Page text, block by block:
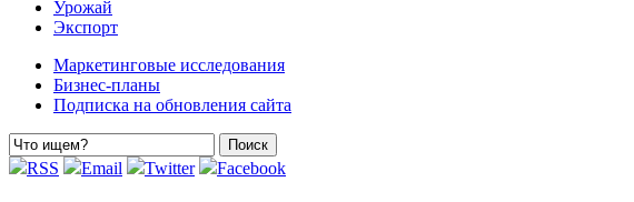
Урожай
Экспорт
Маркетинговые исследования
Бизнес-планы
Подписка на обновления сайта
RSS Email Twitter Facebook